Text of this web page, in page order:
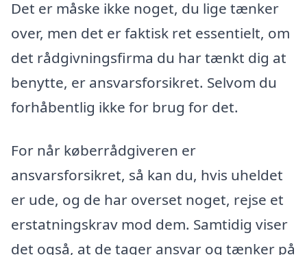
Det er måske ikke noget, du lige tænker
over, men det er faktisk ret essentielt, om
det rådgivningsfirma du har tænkt dig at
benytte, er ansvarsforsikret. Selvom du
forhåbentlig ikke for brug for det.
For når køberrådgiveren er
ansvarsforsikret, så kan du, hvis uheldet
er ude, og de har overset noget, rejse et
erstatningskrav mod dem. Samtidig viser
det også, at de tager ansvar og tænker på